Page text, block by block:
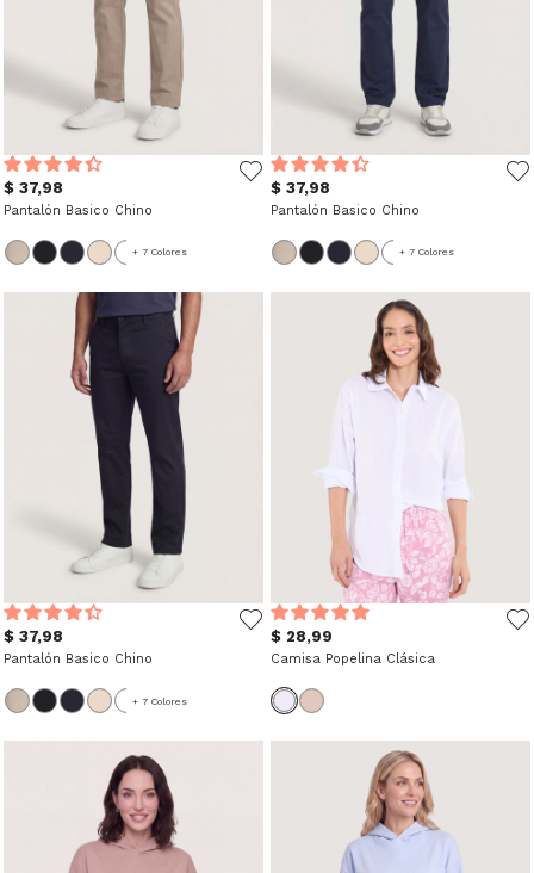
$ 37,98
Pantalón Basico Chino
+ 7 Colores
$ 37,98
Pantalón Basico Chino
+ 7 Colores
$ 37,98
Pantalón Basico Chino
+ 7 Colores
$ 28,99
Camisa Popelina Clásica